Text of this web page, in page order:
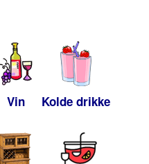
Vin Kolde drikke